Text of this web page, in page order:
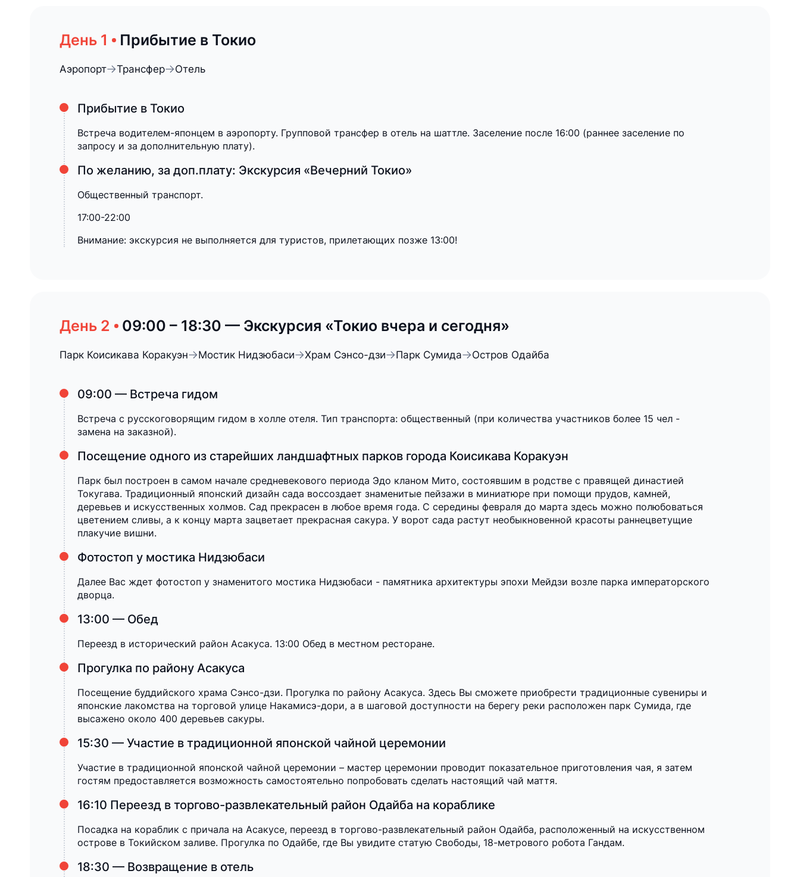
Прибытие в Токио
Аэропорт Трансфер Отель
Прибытие в Токио
Встреча водителем-японцем в аэропорту. Групповой трансфер в отель на шаттле. Заселение после 16:00 (раннее заселение по
запросу и за дополнительную плату).
По желанию, за доп.плату: Экскурсия «Вечерний Токио»
Общественный транспорт.
17:00-22:00
Внимание: экскурсия не выполняется для туристов, прилетающих позже 13:00!
09:00 – 18:30 — Экскурсия «Токио вчера и сегодня»
Парк Коисикава Коракуэн Мостик Нидзюбаси Храм Сэнсо-дзи Парк Сумида Остров Одайба
09:00 — Встреча гидом
Встреча с русскоговорящим гидом в холле отеля. Тип транспорта: общественный (при количества участников более 15 чел -
замена на заказной).
Посещение одного из старейших ландшафтных парков города Коисикава Коракуэн
Парк был построен в самом начале средневекового периода Эдо кланом Мито, состоявшим в родстве с правящей династией
Токугава. Традиционный японский дизайн сада воссоздает знаменитые пейзажи в миниатюре при помощи прудов, камней,
деревьев и искусственных холмов. Сад прекрасен в любое время года. С середины февраля до марта здесь можно полюбоваться
цветением сливы, а к концу марта зацветает прекрасная сакура. У ворот сада растут необыкновенной красоты раннецветущие
плакучие вишни.
Фотостоп у мостика Нидзюбаси
Далее Вас ждет фотостоп у знаменитого мостика Нидзюбаси - памятника архитектуры эпохи Мейдзи возле парка императорского
дворца.
13:00 — Обед
Переезд в исторический район Асакуса. 13:00 Обед в местном ресторане.
Прогулка по району Асакуса
Посещение буддийского храма Сэнсо-дзи. Прогулка по району Асакуса. Здесь Вы сможете приобрести традиционные сувениры и
японские лакомства на торговой улице Накамисэ-дори, а в шаговой доступности на берегу реки расположен парк Сумида, где
высажено около 400 деревьев сакуры.
15:30 — Участие в традиционной японской чайной церемонии
Участие в традиционной японской чайной церемонии – мастер церемонии проводит показательное приготовления чая, я затем
гостям предоставляется возможность самостоятельно попробовать сделать настоящий чай маття.
16:10 Переезд в торгово-развлекательный район Одайба на кораблике
Посадка на кораблик с причала на Асакусе, переезд в торгово-развлекательный район Одайба, расположенный на искусственном
острове в Токийском заливе. Прогулка по Одайбе, где Вы увидите статую Свободы, 18-метрового робота Гандам.
18:30 — Возвращение в отель